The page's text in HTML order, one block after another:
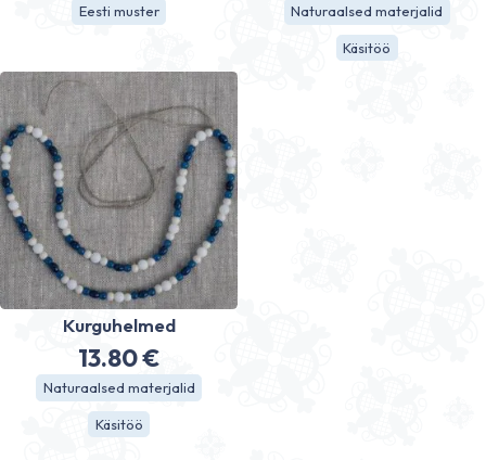
Eesti muster Naturaalsed materjalid
Käsitöö
Kurguhelmed
13.80€
Naturaalsed materjalid
Käsitöö